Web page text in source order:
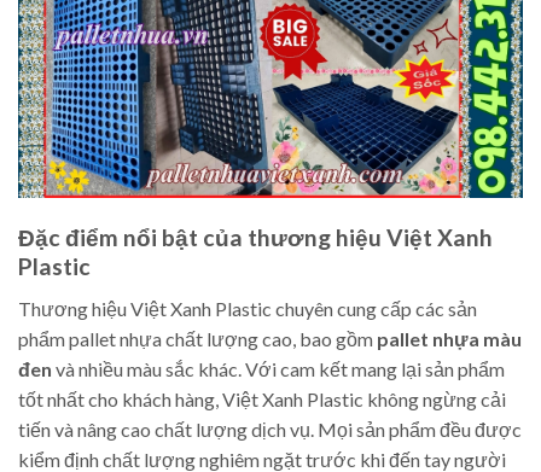
Đặc điểm nổi bật của thương hiệu Việt Xanh
Plastic
Thương hiệu Việt Xanh Plastic chuyên cung cấp các sản
phẩm pallet nhựa chất lượng cao, bao gồm pallet nhựa màu
đen và nhiều màu sắc khác. Với cam kết mang lại sản phẩm
tốt nhất cho khách hàng, Việt Xanh Plastic không ngừng cải
tiến và nâng cao chất lượng dịch vụ. Mọi sản phẩm đều được
kiểm định chất lượng nghiêm ngặt trước khi đến tay người